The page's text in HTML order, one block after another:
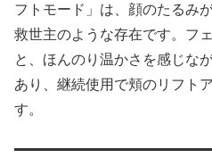
フトモード」は、顔のたるみ
救世主のような存在です。フ
と、ほんのり温かさを感じな
あり、継続使用で頬のリフト
す。